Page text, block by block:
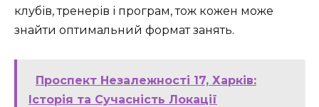
клубів, тренерів і програм, тож кожен може
знайти оптимальний формат занять.
Проспект Незалежності 17, Харків:
Історія та Сучасність Локації